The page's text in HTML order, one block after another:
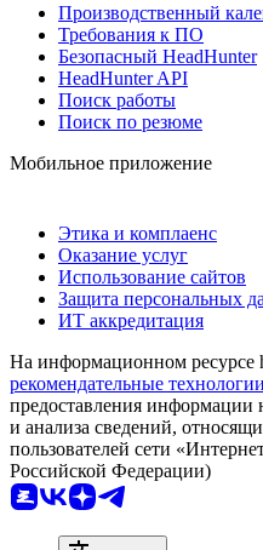
Производственный
Требования к ПО
Безопасный HeadHunter
HeadHunter API
Поиск работы
Поиск по резюме
Мобильное приложение
Этика и комплаенс
Оказание услуг
Использование сайтов
Защита персональных
ИТ аккредитация
На информационном ресурсе
рекомендательные технологии
предоставления информации
и анализа сведений,
пользователей сети
Российской Федерации)